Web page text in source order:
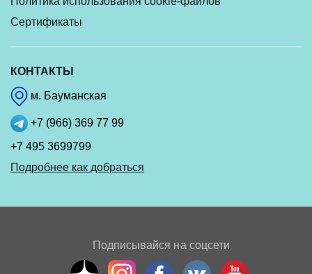
Сертификаты
КОНТАКТЫ
м. Бауманская
+7 (966) 369 77 99
+7 495 3699799
Подробнее как добраться
Подписывайся на соцсети